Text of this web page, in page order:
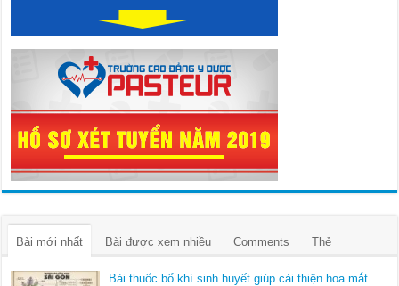
Bài mới nhất Bài được xem nhiều Comments Thẻ
Bài thuốc bổ khí sinh huyết giúp cải thiện hoa mắt